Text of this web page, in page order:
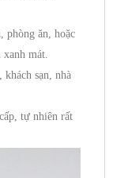
phòng ăn, hoặc
mát.
sạn, nhà
tự nhiên rất